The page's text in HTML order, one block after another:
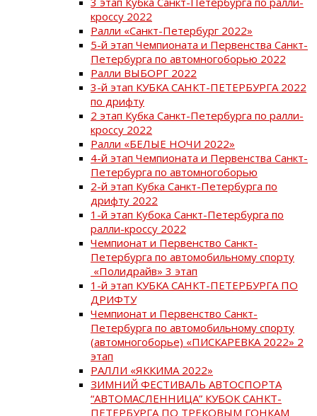
кроссу 2022
Ралли «Санкт-Петербург 2022»
5-й этап Чемпионата и Первенства Санкт-
Петербурга по автомногоборью 2022
Ралли ВЫБОРГ 2022
3-й этап КУБКА САНКТ-ПЕТЕРБУРГА 2022
по дрифту
2 этап Кубка Санкт-Петербурга по ралли-
кроссу 2022
Ралли «БЕЛЫЕ НОЧИ 2022»
4-й этап Чемпионата и Первенства Санкт-
Петербурга по автомногоборью
2-й этап Кубка Санкт-Петербурга по
дрифту 2022
1-й этап Кубока Санкт-Петербурга по
ралли-кроссу 2022
Чемпионат и Первенство Санкт-
Петербурга по автомобильному спорту
«Полидрайв» 3 этап
1-й этап КУБКА САНКТ-ПЕТЕРБУРГА ПО
ДРИФТУ
Чемпионат и Первенство Санкт-
Петербурга по автомобильному спорту
(автомногоборье) «ПИСКАРЕВКА 2022» 2
этап
РАЛЛИ «ЯККИМА 2022»
ЗИМНИЙ ФЕСТИВАЛЬ АВТОСПОРТА
“АВТОМАСЛЕННИЦА” КУБОК САНКТ-
ПЕТЕРБУРГА ПО ТРЕКОВЫМ ГОНКАМ